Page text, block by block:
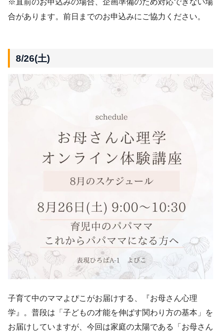
※直前のお申込みの場合、企画準備のため対応できない場
合があります。前日までのお申込みにご協力ください。
8/26(土)
子育て中のママよぴこがお届けする、『お母さん心理
学』。普段は「子どもの才能を伸ばす関わり方の基本」を
お届けしていますが、今回は家庭の太陽である「お母さん